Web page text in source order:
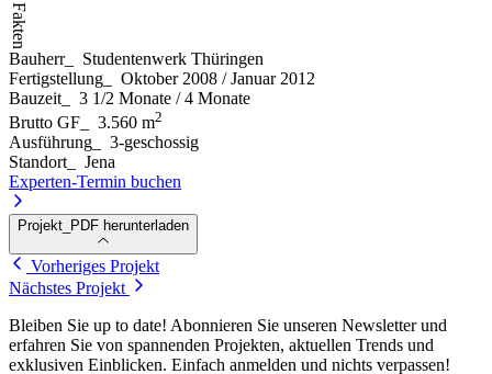
Fakten
Bauherr_
Studentenwerk Thüringen
Fertigstellung
Oktober 2008 / Januar 2012
Bauzeit
3 1/2 Monate / 4 Monate
Brutto GF
3.560 m2
Ausführung
3-geschossig
Standort
Jena
Experten-Termin buchen
Projekt_PDF herunterladen
Vorheriges Projekt
Nächstes Projekt
Bleiben Sie up to date! Abonnieren Sie unseren Newsletter und
erfahren Sie von spannenden Projekten, aktuellen Trends und
exklusiven Einblicken. Einfach anmelden und nichts verpassen!